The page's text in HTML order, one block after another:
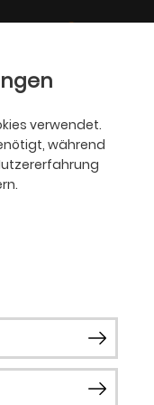
verwendet.
während
(Polen),
und
und